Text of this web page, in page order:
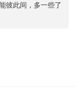
彼此间，多一些了